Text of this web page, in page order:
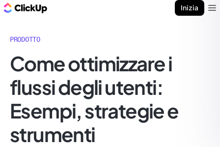
Inizia
PRODOTTO
Come ottimizzare i
flussi degli utenti:
Esempi, strategie e
strumenti